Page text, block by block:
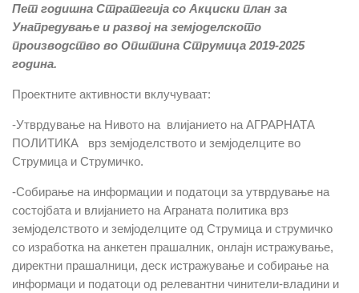
Пет годишна Стратегија со Акциски план за
Унапредување и развој на земјоделското
производство во Општина Струмица 2019-2025
година.
Проектните активности вклучуваат:
-Утврдување на Нивото на влијанието на АГРАРНАТА
ПОЛИТИКА врз земјоделството и земјоделците во
Струмица и Струмичко.
-Собирање на информации и податоци за утврдување на
состојбата и влијанието на Аграната политика врз
земјоделството и земјоделците од Струмица и струмичко
со изработка на анкетен прашалник, онлајн истражување,
директни прашалници, деск истражување и собирање на
информаци и податоци од релевантни чинители-владини и